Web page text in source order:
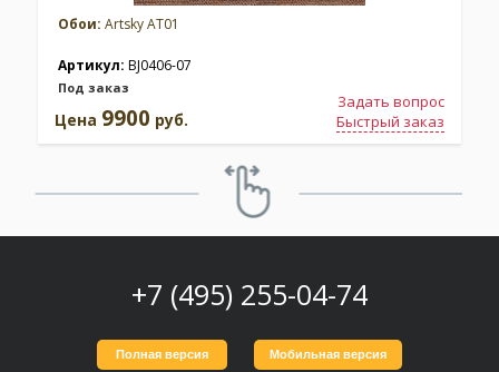
Обои: Artsky AT01
Артикул: BJ0406-07
Под заказ
Задать вопрос
Быстрый заказ
Цена 9900 руб.
+7 (495) 255-04-74
Полная версия Мобильная версия